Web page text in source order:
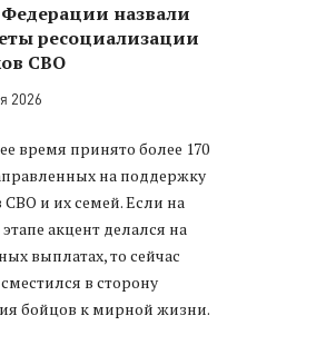
назвали
ресоциализации
СВО
2026
время принято более 170
на поддержку
СВО и их семей. Если на
акцент делался на
выплатах, то сейчас
в сторону
бойцов к мирной жизни.